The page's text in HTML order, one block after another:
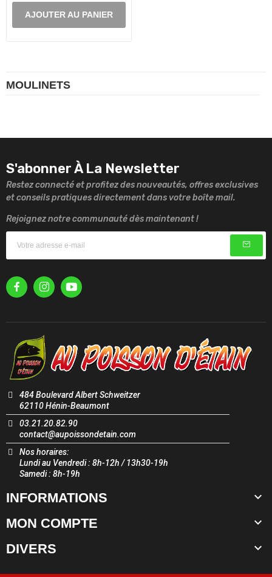
MOULINETS
AJOUTER AU PANIER
S'abonner À La Newsletter
Restez connecté et profitez des nouveautés, offres exclusives
et conseils pratiques directement dans votre boîte mail.
Rejoignez notre communauté dès maintenant !
484 Boulevard Albert Schweitzer
62110 Hénin-Beaumont
03.21.20.82.90
contact@aupoissondetain.com
Nos horaires:
Lundi au Vendredi : 8h-12h / 13h30-19h
Samedi : 8h-19h
INFORMATIONS 
MON COMPTE 
DIVERS 